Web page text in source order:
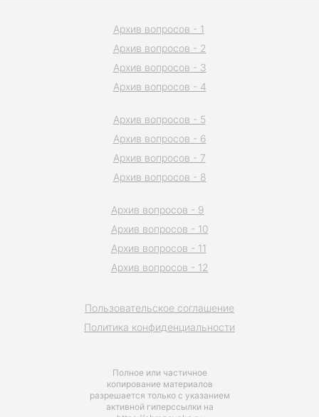
Полное или частичное
копирование материалов
разрешается только с указанием
активной гиперссылки на
Пользовательское соглашение
Политика конфиденциальности
Архив вопросов - 1
Архив вопросов - 2
Архив вопросов - 3
Архив вопросов - 4
Архив вопросов - 5
Архив вопросов - 6
Архив вопросов - 7
Архив вопросов - 8
Архив вопросов - 9
Архив вопросов - 10
Архив вопросов - 11
Архив вопросов - 12